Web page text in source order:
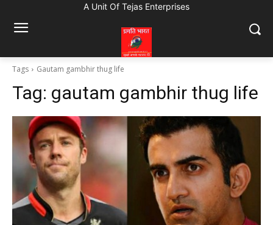
A Unit Of Tejas Enterprises
Tags Gautam gambhir thug life
Tag: gautam gambhir thug life